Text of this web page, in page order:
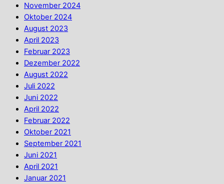
November 2024
Oktober 2024
August 2023
April 2023
Februar 2023
Dezember 2022
August 2022
Juli 2022
Juni 2022
April 2022
Februar 2022
Oktober 2021
September 2021
Juni 2021
April 2021
Januar 2021